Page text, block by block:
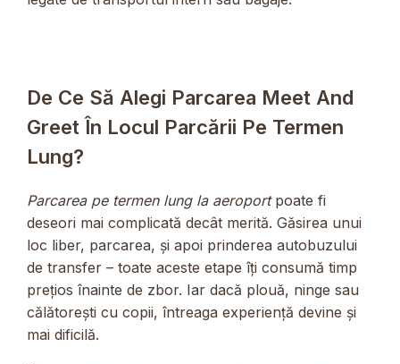
De Ce Să Alegi Parcarea Meet And
Greet În Locul Parcării Pe Termen
Lung?
Parcarea pe termen lung la aeroportpoate fi
deseori mai complicată decât merită. Găsirea unui
loc liber, parcarea, și apoi prinderea autobuzului
de transfer – toate aceste etape îți consumă timp
prețios înainte de zbor. Iar dacă plouă, ninge sau
călătorești cu copii, întreaga experiență devine și
mai dificilă.